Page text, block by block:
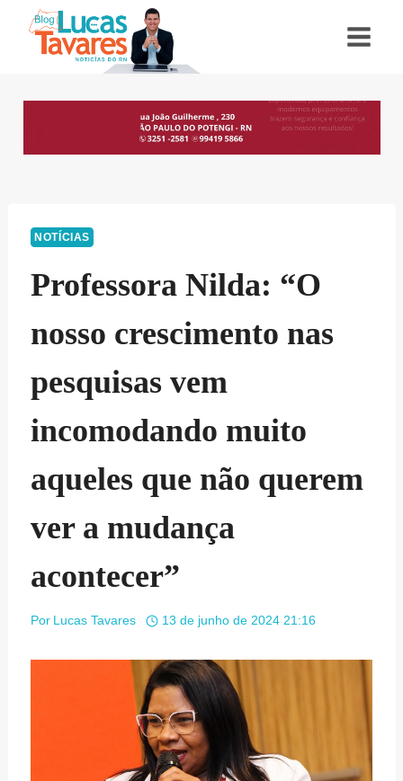
NOTÍCIAS
Professora Nilda: “O
nosso crescimento nas
pesquisas vem
incomodando muito
aqueles que não querem
ver a mudança
acontecer”
Por Lucas Tavares 13 de junho de 2024 21:16